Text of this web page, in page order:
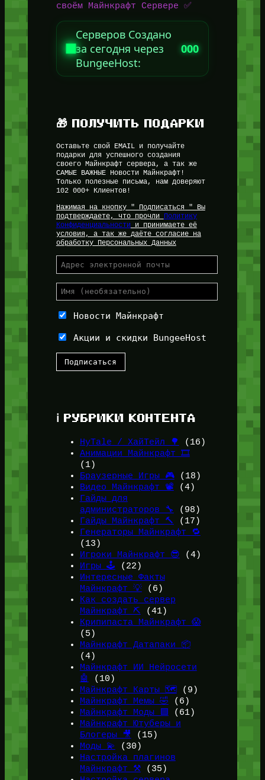
своём Майнкрафт Сервере ✅
Серверов Создано
за сегодня через
BungeeHost:
000
🎁 ПОЛУЧИТЬ ПОДАРКИ
Оставьте свой EMAIL и получайте
подарки для успешного создания
своего Майнкрафт сервера, а так же
САМЫЕ ВАЖНЫЕ Новости Майнкрафт!
Только полезные письма, нам доверяют
102 000+ Клиентов!
Нажимая на кнопку " Подписаться " Вы
подтверждаете, что прочли Политику
Конфиденциальностии принимаете её
условия, а так же даёте согласие на
обработку Персональных Данных
Новости Майнкрафт
Акции и скидки BungeeHost
ℹ️ РУБРИКИ КОНТЕНТА
HyTale / ХайТейл 🌳
(16)
Анимации Майнкрафт 🎞️
(1)
Браузерные Игры 🎮(18)
Видео Майнкрафт 📽️ (4)
Гайды для
администраторов 🔧
(98)
Гайды Майнкрафт 🔨
(17)
Генераторы Майнкрафт 🔁
(13)
Игроки Майнкрафт 😎 (4)
Игры 🕹️ (22)
Интересные Факты
Майнкрафт 💡(6)
Как создать сервер
Майнкрафт ⛏️ (41)
Крипипаста Майнкрафт 😱
(5)
Майнкрафт Датапаки 📦
(4)
Майнкрафт ИИ Нейросети
🤖
(10)
Майнкрафт Карты 🗺️ (9)
Майнкрафт Мемы 🤣 (6)
Майнкрафт Моды 🟩
(61)
Майнкрафт Ютуберы и
Блогеры 🎥
(15)
Моды 💫
(30)
Настройка плагинов
Майнкрафт ⚒️(35)